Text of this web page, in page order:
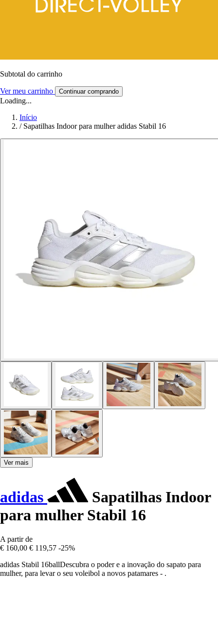
Subtotal do carrinho
Ver meu carrinho Continuar comprando
Loading...
Início
/ Sapatilhas Indoor para mulher adidas Stabil 16
Ver mais
adidas
Sapatilhas Indoor
para mulher Stabil 16
A partir de
€ 160,00 € 119,57 -25%
adidas Stabil 16ballDescubra o poder e a inovação do sapato para
mulher, para levar o seu voleibol a novos patamares - .